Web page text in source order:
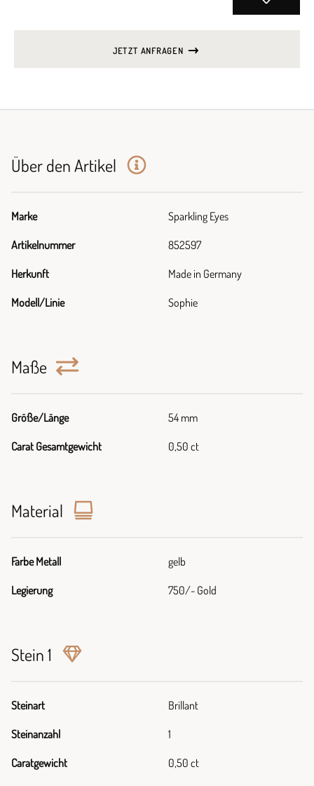
JETZT ANFRAGEN
Über den Artikel
Marke Sparkling Eyes
Artikelnummer 852597
Herkunft Made in Germany
Modell/Linie Sophie
Maße
Größe/Länge 54 mm
Carat Gesamtgewicht 0,50 ct
Material
Farbe Metall gelb
Legierung 750/- Gold
Stein 1
Steinart Brillant
Steinanzahl 1
Caratgewicht 0,50 ct